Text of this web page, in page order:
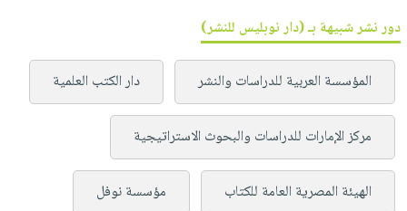
دور نشر شبيهة بـ (دار نوبليس للنشر)
المؤسسة العربية للدراسات والنشر دار الكتب العلمية
مركز الإمارات للدراسات والبحوث الاستراتيجية
الهيئة المصرية العامة للكتاب مؤسسة نوفل